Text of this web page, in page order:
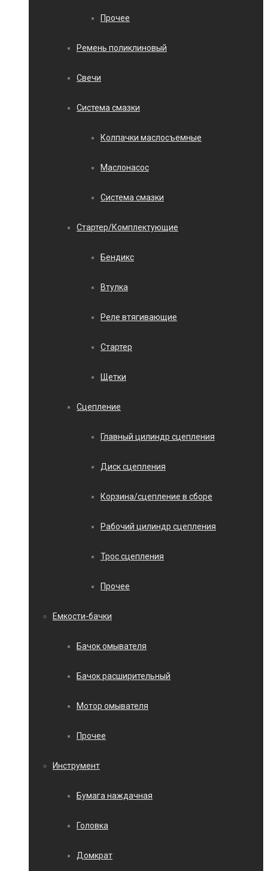
Прочее
Ремень поликлиновый
Свечи
Система смазки
Колпачки маслосъемные
Маслонасос
Система смазки
Стартер/Комплектующие
Бендикс
Втулка
Реле втягивающие
Стартер
Щетки
Сцепление
Главный цилиндр сцепления
Диск сцепления
Корзина/сцепление в сборе
Рабочий цилиндр сцепления
Трос сцепления
Прочее
Емкости-бачки
Бачок омывателя
Бачок расширительный
Мотор омывателя
Прочее
Инструмент
Бумага наждачная
Головка
Домкрат